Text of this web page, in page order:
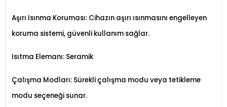
Aşırı Isınma Koruması: Cihazın aşırı ısınmasını engelleyen
koruma sistemi, güvenli kullanım sağlar.
Isıtma Elemanı: Seramik
Çalışma Modları: Sürekli çalışma modu veya tetikleme
modu seçeneği sunar.